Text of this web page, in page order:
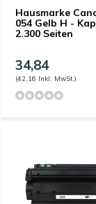
Hausmarke
054 Gelb H -
2.300 Seiten
34,84
(42,16 Inkl. MwSt.)